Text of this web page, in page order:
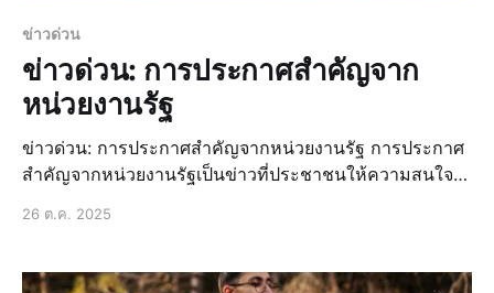
ข่าวด่วน
ข่าวด่วน: การประกาศสำคัญจาก
หน่วยงานรัฐ
ข่าวด่วน: การประกาศสำคัญจากหน่วยงานรัฐ การประกาศ
สำคัญจากหน่วยงานรัฐเป็นข่าวที่ประชาชนให้ความสนใจ
ตื่นตัวและความสนใจให้กับประชาชน ข่าวล่าสุด: สรุปเหตุ
26 ต.ค. 2025